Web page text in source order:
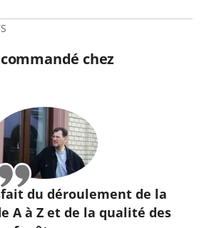
chez
du déroulement de la
A à Z et de la qualité des